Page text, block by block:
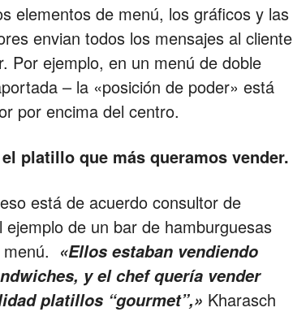
elementos de menú, los gráficos y las
envian todos los mensajes al cliente
Por ejemplo, en un menú de doble
– la «posición de poder» está
por encima del centro.
platillo que más queramos vender.
está de acuerdo consultor de
de un bar de hamburguesas
«Ellos estaban vendiendo
y el chef quería vender
platillos “gourmet”,» Kharasch